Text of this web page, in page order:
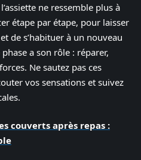
ne ressemble plus à
étape par étape, pour laisser
de s’habituer à un nouveau
a son rôle : réparer,
Ne sautez pas ces
vos sensations et suivez
couverts après repas :